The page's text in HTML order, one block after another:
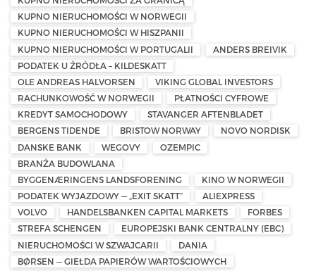
KUPNO NIERUCHOMOŚCI W NORWEGII
KUPNO NIERUCHOMOŚCI W HISZPANII
KUPNO NIERUCHOMOŚCI W PORTUGALII
ANDERS BREIVIK
PODATEK U ŹRÓDŁA – KILDESKATT
OLE ANDREAS HALVORSEN
VIKING GLOBAL INVESTORS
RACHUNKOWOŚĆ W NORWEGII
PŁATNOŚCI CYFROWE
KREDYT SAMOCHODOWY
STAVANGER AFTENBLADET
BERGENS TIDENDE
BRISTOW NORWAY
NOVO NORDISK
DANSKE BANK
WEGOVY
OZEMPIC
BRANŻA BUDOWLANA
BYGGENÆRINGENS LANDSFORENING
KINO W NORWEGII
PODATEK WYJAZDOWY — „EXIT SKATT”
ALIEXPRESS
VOLVO
HANDELSBANKEN CAPITAL MARKETS
FORBES
STREFA SCHENGEN
EUROPEJSKI BANK CENTRALNY (EBC)
NIERUCHOMOŚCI W SZWAJCARII
DANIA
BØRSEN — GIEŁDA PAPIERÓW WARTOŚCIOWYCH